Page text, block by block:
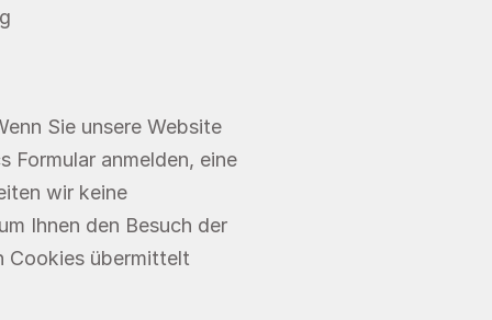
Sie unsere Website
anmelden, eine
wir keine
Ihnen den Besuch der
Cookies übermittelt